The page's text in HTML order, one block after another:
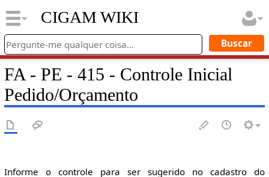
CIGAM WIKI
FA - PE - 415 - Controle Inicial
Pedido/Orçamento
Informe o controle para ser sugerido no cadastro do